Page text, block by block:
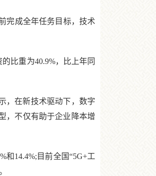
完成全年任务目标，技术
比重为40.9%，比上年同
，在新技术驱动下，数字
，不仅有助于企业降本增
14.4%;目前全国“5G+工